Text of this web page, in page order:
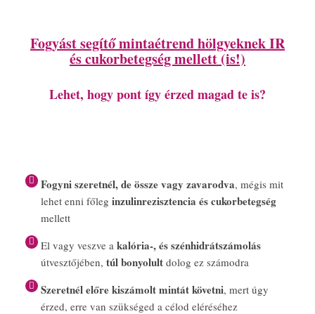
Fogyást segítő mintaétrend hölgyeknek IR
és cukorbetegség mellett (is!)
Lehet, hogy pont így érzed magad te is?
Fogyni szeretnél, de össze vagy zavarodva, mégis mit
lehet enni főleg inzulinrezisztencia és cukorbetegség
mellett
El vagy veszve a kalória-, és szénhidrátszámolás
útvesztőjében, túl bonyolultdolog ez számodra
Szeretnél előre kiszámolt mintát követni, mert úgy
érzed, erre van szükséged a célod eléréséhez